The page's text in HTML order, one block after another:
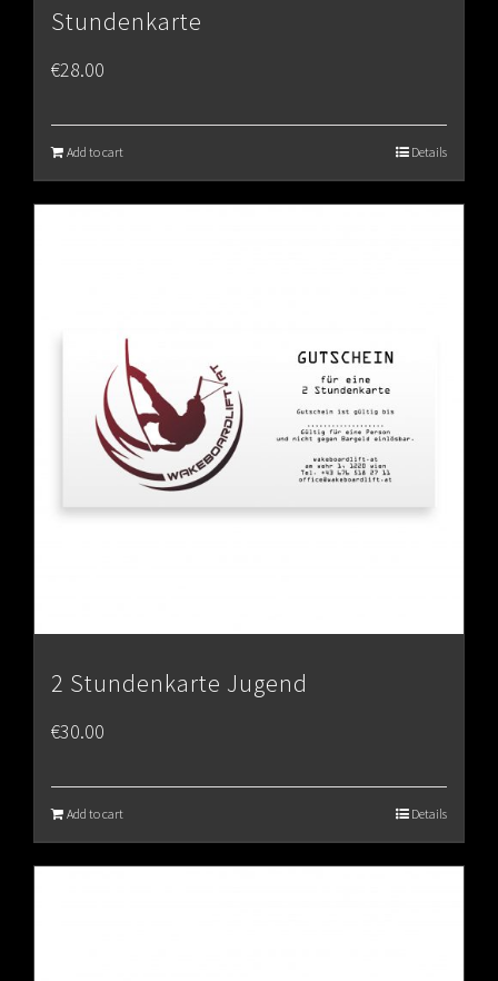
Stundenkarte
€28.00
Add to cart Details
2 Stundenkarte Jugend
€30.00
Add to cart Details